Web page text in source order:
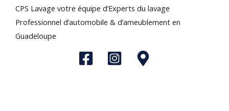
CPS Lavage votre équipe d’Experts du lavage
Professionnel d’automobile & d’ameublement en
Guadeloupe